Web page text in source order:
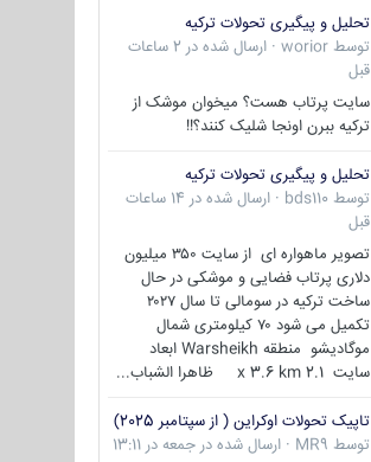
تحلیل و پیگیری تحولات ترکیه
توسط worior
· ارسال شده در 2 ساعات
قبل
سایت پرتاب هست؟ میخوان موشک از
ترکیه ببرن اونجا شلیک کنند؟!!
تحلیل و پیگیری تحولات ترکیه
توسط bds110
· ارسال شده در
14 ساعات
قبل
تصویر ماهواره ای از سایت ۳۵۰ میلیون
دلاری پرتاب فضایی و موشکی در حال
ساخت ترکیه در سومالی تا سال ۲۰۲۷
تکمیل می شود ۷۰ کیلومتری شمال
موگادیشو منطقه Warsheikh ابعاد
سایت 2.1 x 3.6 km ظاهرا الشباب...
تاپیک تحولات اوکراین ( از سپتامبر 2025)
توسط MR9
· ارسال شده در جمعه در 13:11